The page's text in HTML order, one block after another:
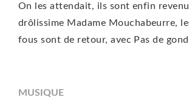
On les attendait, ils sont enfin
drôlissime Madame Mouchabeurre,
fous sont de retour, avec Pas de
MUSIQUE